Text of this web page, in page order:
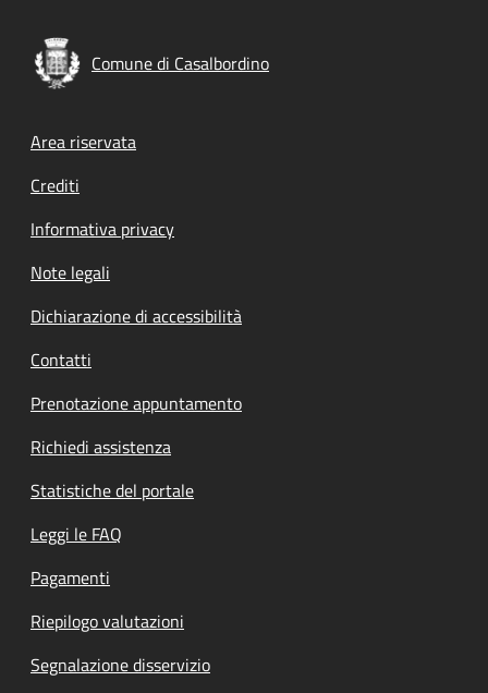
Comune di Casalbordino
Footer menu
Area riservata
Crediti
Informativa privacy
Note legali
Dichiarazione di accessibilità
Contatti
Prenotazione appuntamento
Richiedi assistenza
Statistiche del portale
Leggi le FAQ
Pagamenti
Riepilogo valutazioni
Segnalazione disservizio